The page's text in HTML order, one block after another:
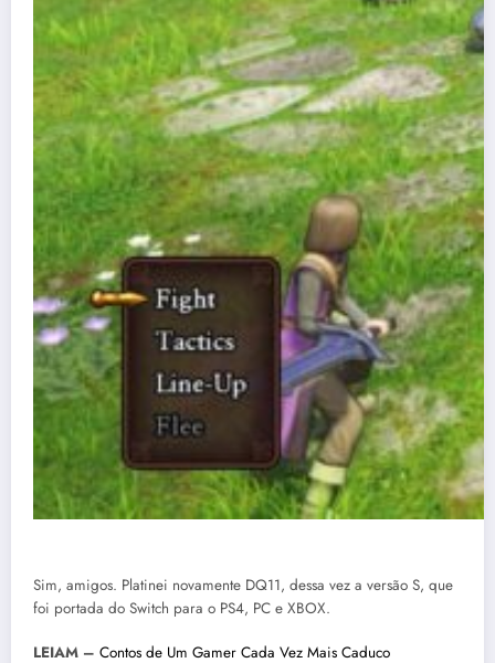
Sim, amigos. Platinei novamente DQ11, dessa vez a versão S, que
foi portada do Switch para o PS4, PC e XBOX.
LEIAM – Contos de Um Gamer Cada Vez Mais Caduco